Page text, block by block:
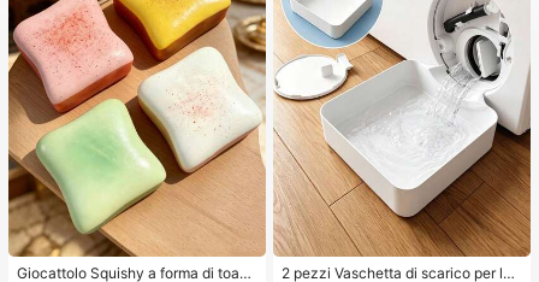
Giocattolo Squishy a forma di toast
2 pezzi Vaschetta di scarico per lav